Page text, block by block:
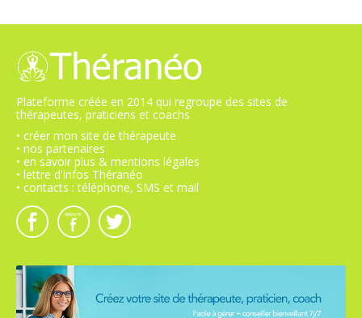
Plateforme créée en 2014 qui regroupe des sites de
thérapeutes, praticiens et coachs
• créer mon site de thérapeute
• nos partenaires
• en savoir plus & mentions légales
• lettre d'infos Théranéo
• contacts : téléphone, SMS et mail